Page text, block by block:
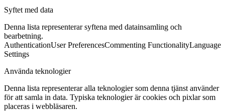
Syftet med data
Denna lista representerar syftena med datainsamling och
bearbetning.
AuthenticationUser PreferencesCommenting FunctionalityLanguage
Settings
Använda teknologier
Denna lista representerar alla teknologier som denna tjänst använder
för att samla in data. Typiska teknologier är cookies och pixlar som
placeras i webbläsaren.